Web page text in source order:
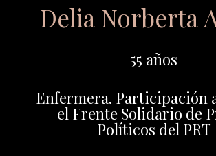
Delia Norberta
55 años
Enfermera. Participación
el Frente Solidario de
Políticos del PRT